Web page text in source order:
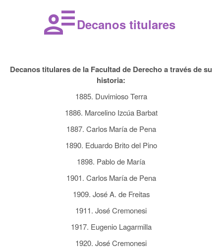
user_attributesDecanos titulares
Decanos titulares de la Facultad de Derecho a través de su
historia:
1885. Duvimioso Terra
1886. Marcelino Izcúa Barbat
1887. Carlos María de Pena
1890. Eduardo Brito del Pino
1898. Pablo de María
1901. Carlos María de Pena
1909. José A. de Freitas
1911. José Cremonesi
1917. Eugenio Lagarmilla
1920. José Cremonesi